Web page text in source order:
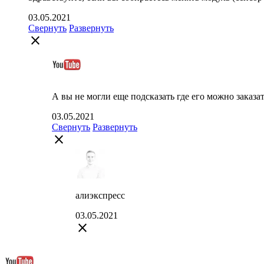
03.05.2021
Свернуть Развернуть
close
А вы не могли еще подсказать где его можно
03.05.2021
Свернуть Развернуть
close
алиэкспресс
03.05.2021
close